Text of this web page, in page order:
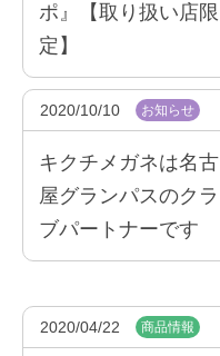
ポ』【取り扱い店限
定】
2020/10/10 お知らせ
キクチメガネは名古
屋グランパスのクラ
ブパートナーです
2020/04/22 商品情報